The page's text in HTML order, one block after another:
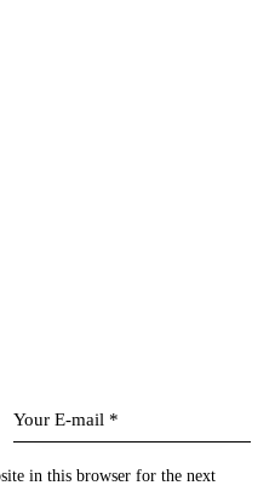
in this browser for the next